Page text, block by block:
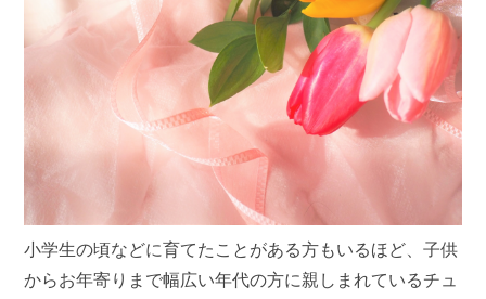
小学生の頃などに育てたことがある方もいるほど、子供
からお年寄りまで幅広い年代の方に親しまれているチュ